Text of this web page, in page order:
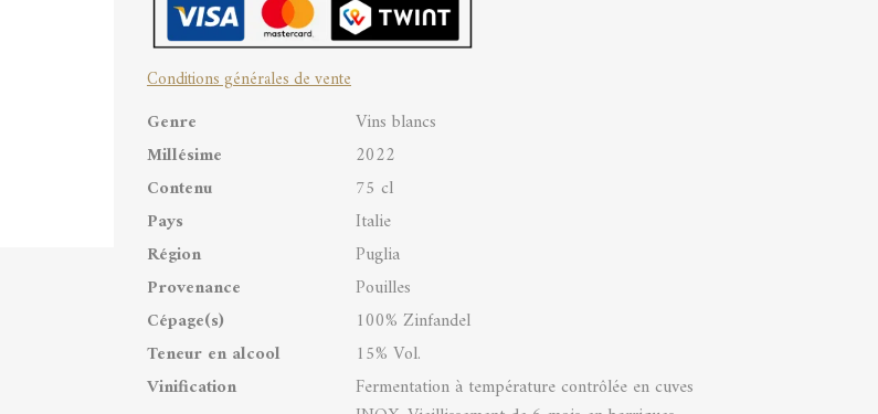
Vines
Oak
Selection
Puglia
quantity
Conditions générales de vente
Genre
Vins blancs
Millésime
2022
Contenu
75 cl
Pays
Italie
Région
Puglia
Provenance
Pouilles
Cépage(s)
100% Zinfandel
Teneur en alcool
15% Vol.
Vinification
Fermentation à température contrôlée en cuves